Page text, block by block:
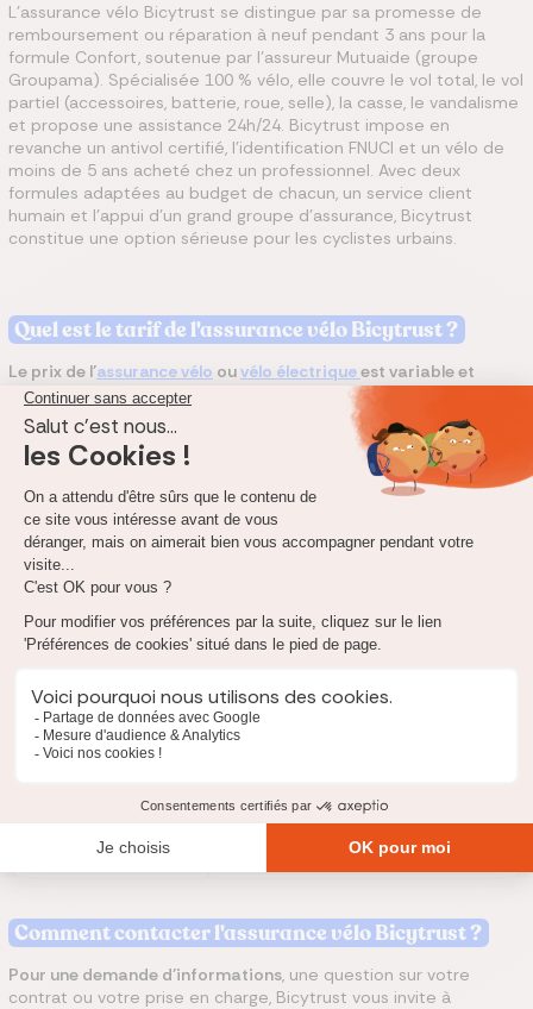
L'assurance vélo Bicytrust se distingue par sa promesse de
remboursement ou réparation à neuf pendant 3 ans pour la
formule Confort, soutenue par l'assureur Mutuaide (groupe
Groupama). Spécialisée 100 % vélo, elle couvre le vol total, le vol
partiel (accessoires, batterie, roue, selle), la casse, le vandalisme
et propose une assistance 24h/24. Bicytrust impose en
revanche un antivol certifié, l'identification FNUCI et un vélo de
moins de 5 ans acheté chez un professionnel. Avec deux
formules adaptées au budget de chacun, un service client
humain et l'appui d'un grand groupe d'assurance, Bicytrust
constitue une option sérieuse pour les cyclistes urbains.
Quel est le tarif de l'assurance vélo Bicytrust ?
Le prix de l’assurance vélo ouvélo électriqueest variable et
dépend essentiellement :
du type de vélo (assurance VTT, assurance vélo
électrique, assurance vélo cross, etc.) ;
du prix d’achat du vélo ;
de l’usage qu’il en est fait (vélo de compétition, vélo
urbain, etc.).
Pour vous faire une idée du prix de l'assurance vélo chez
Bicytrust, voici une simulation des tarifs moyens pour la
couverture de votre vélo :
Tarif annuel
Assurance vélo
À partir de 6,90 €/mois (formule
Assurance vélo
À partir de 6,90 €/mois (formule
Confort)
Comment contacter l'assurance vélo Bicytrust ?
Pour une demande d’informations, une question sur votre
contrat ou votre prise en charge, Bicytrust vous invite à